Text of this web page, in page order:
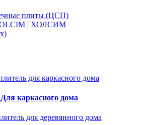
плиты (ЦСП)
| ХОЛСИМ
Для каркасного дома